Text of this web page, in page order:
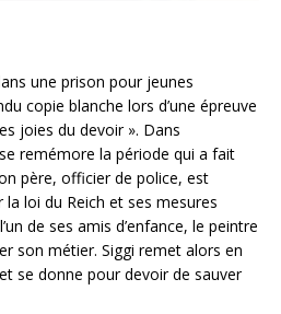
une prison pour jeunes
copie blanche lors d’une épreuve
joies du devoir ». Dans
remémore la période qui a fait
père, officier de police, est
loi du Reich et ses mesures
de ses amis d’enfance, le peintre
son métier. Siggi remet alors en
se donne pour devoir de sauver